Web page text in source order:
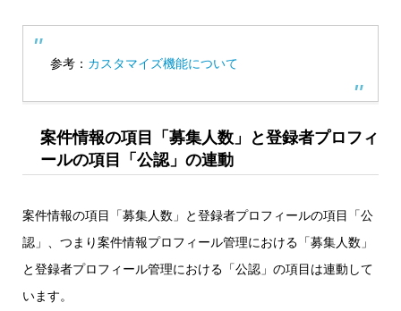
参考： カスタマイズ機能について
案件情報の項目「募集人数」と登録者プロフィ
ールの項目「公認」の連動
案件情報の項目「募集人数」と登録者プロフィールの項目「公
認」、つまり案件情報プロフィール管理における「募集人数」
と登録者プロフィール管理における「公認」の項目は連動して
います。